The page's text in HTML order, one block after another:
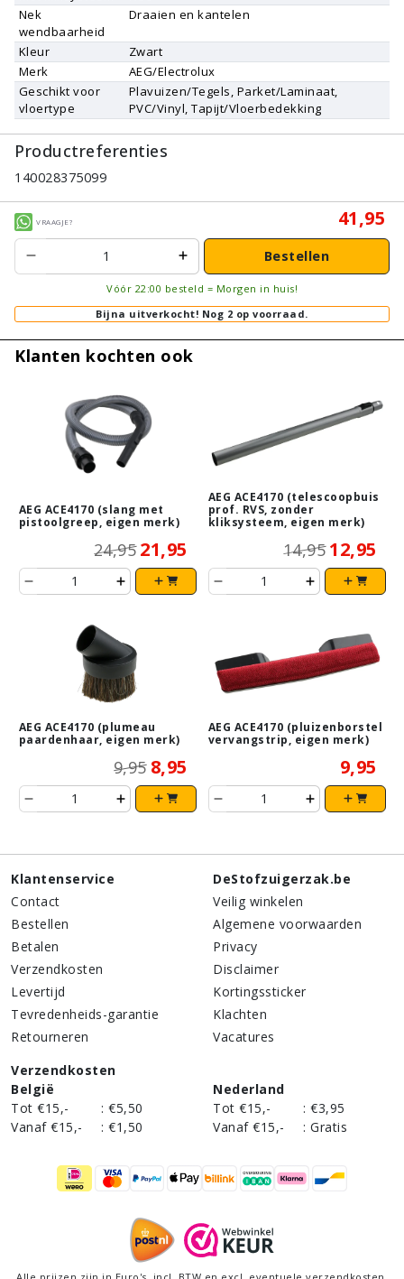
Nek
wendbaarheid
Draaien en kantelen
Kleur
Zwart
Merk
AEG/Electrolux
Geschikt voor
vloertype
Plavuizen/Tegels, Parket/Laminaat,
PVC/Vinyl, Tapijt/Vloerbedekking
Productreferenties
140028375099
Vraagje? 41,95
Bestellen
Vóór 22:00 besteld = Morgen in huis!
Bijna uitverkocht! Nog 2 op voorraad.
Klanten kochten ook
AEG ACE4170 (slang met
pistoolgreep, eigen merk)
24,95 21,95
AEG ACE4170 (telescoopbuis
prof. RVS, zonder
kliksysteem, eigen merk)
14,95 12,95
AEG ACE4170 (plumeau
paardenhaar, eigen merk)
9,95 8,95
AEG ACE4170 (pluizenborstel
vervangstrip, eigen merk)
9,95
Klantenservice
Contact
Bestellen
Betalen
Verzendkosten
Levertijd
Tevredenheids-garantie
Retourneren
DeStofzuigerzak.be
Veilig winkelen
Algemene voorwaarden
Privacy
Disclaimer
Kortingssticker
Klachten
Vacatures
Verzendkosten
België
Tot €15,-
: €5,50
Vanaf €15,-
: €1,50
Nederland
Tot €15,-
: €3,95
Vanaf €15,-
: Gratis